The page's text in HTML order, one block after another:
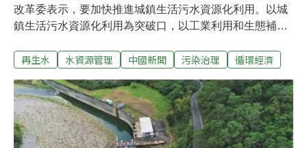
改革委表示，要加快推進城鎮生活污水資源化利用。以城
鎮生活污水資源化利用為突破口，以工業利用和生態補水
前全國污水收集效能需顯著提升，全國地級及以上缺水城
上；工業用水重複利用、畜禽糞污和漁業養殖尾水資源化
利用水平皆需提升；污水資源化利用政策體系和市場機制
基本建立，包含完善取水許可管理制度，建立使用者付費
制度，放開再生水政府定價，並開展污水資源化科技創
再生水 水資源管理 中國新聞 污染治理 循環經濟